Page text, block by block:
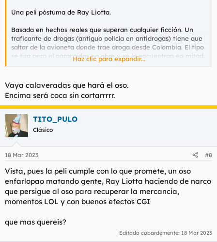
Una peli póstuma de Ray Liotta.
Basada en hechos reales que superan cualquier ficción. Un
traficante de drogas (antiguo policía en antidrogas) tiene que
saltar de la avioneta donde trae droga desde Colombia. El tipo
se tira pero el paracaídas no abre y se lo encuentran en mitad
de una autopista con una bolsa con 35 kilos de droga. A casi
encuentra y se pone tibio de cocaína, lo que le lleva a hacer
animaladas.
Tiene buena pinta. La estrenan en febrero.
Haz clic para expandir...
Vaya calaveradas que hará el oso.
Encima será coca sin cortarrrrr.
TITO_PULO
Clásico
18 Mar 2023 #8
Vista, pues la peli cumple con lo que promete, un oso
enfarlopao matando gente, Ray Liotta haciendo de narco
que persigue al oso para recuperar la mercancia,
momentos LOL y con buenos efectos CGI
que mas quereis?
Editado cobardemente: 18 Mar 2023